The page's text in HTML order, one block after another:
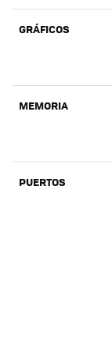
GRÁFICOS
MEMORIA
PUERTOS